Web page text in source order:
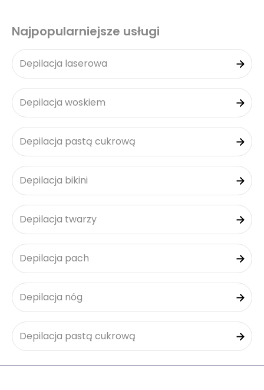
Najpopularniejsze usługi
Depilacja laserowa
Depilacja woskiem
Depilacja pastą cukrową
Depilacja bikini
Depilacja twarzy
Depilacja pach
Depilacja nóg
Depilacja pastą cukrową